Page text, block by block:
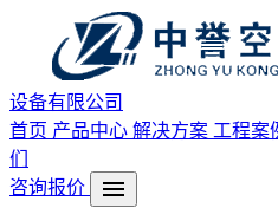
设备有限公司
首页 产品中心 解决方案 工程案
们
咨询报价
menu